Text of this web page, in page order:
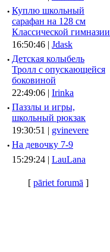
· Куплю школьный
сарафан на 128 см
Классической гимназии
16:50:46 | Jdask
· Детская колыбель
Тролл с опускающейся
боковиной
22:49:06 | Irinka
· Паззлы и игры,
школьный рюкзак
19:30:51 | gvinevere
· Hа девочку 7-9
15:29:24 | LauLana
[ pāriet forumā ]